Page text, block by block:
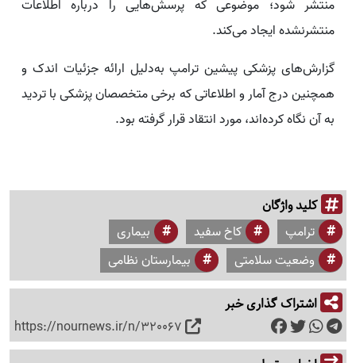
منتشر شود؛ موضوعی که پرسش‌هایی را درباره اطلاعات
منتشرنشده ایجاد می‌کند.
گزارش‌های پزشکی پیشین ترامپ به‌دلیل ارائه جزئیات اندک و
همچنین درج آمار و اطلاعاتی که برخی متخصصان پزشکی با تردید
به آن نگاه کرده‌اند، مورد انتقاد قرار گرفته بود.
کلید واژگان
ترامپ کاخ سفید
بیماری
وضعیت سلامتی
بیمارستان نظامی
اشتراک گذاری خبر
https://nournews.ir/n/320067